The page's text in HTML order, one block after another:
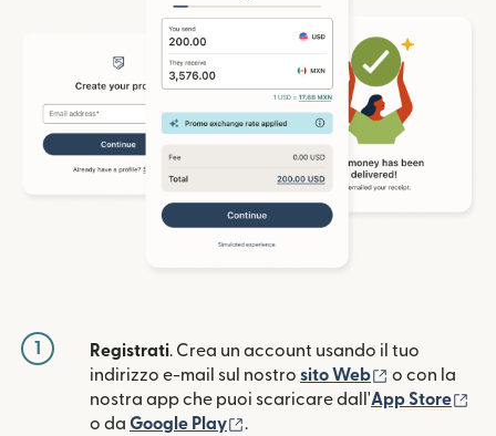
1 Registrati. Crea un account usando il tuo
indirizzo e-mail sul nostro sito Web (si apre in
o con la
nostra app che puoi scaricare dall'App Store
o da Google Play .